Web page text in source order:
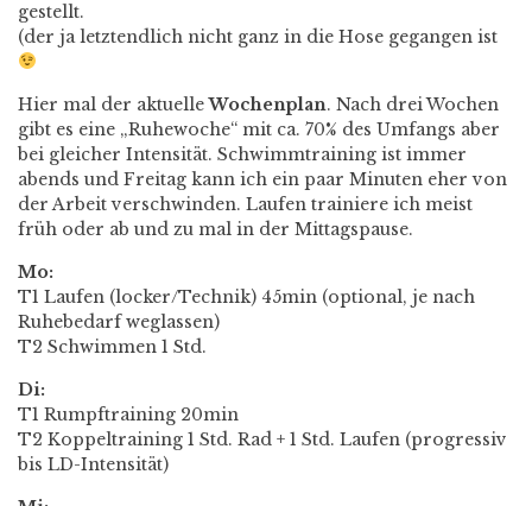
gestellt.
(der ja letztendlich nicht ganz in die Hose gegangen ist
Hier mal der aktuelleWochenplan. Nach drei Wochen
gibt es eine „Ruhewoche“ mit ca. 70% des Umfangs aber
bei gleicher Intensität. Schwimmtraining ist immer
abends und Freitag kann ich ein paar Minuten eher von
der Arbeit verschwinden. Laufen trainiere ich meist
früh oder ab und zu mal in der Mittagspause.
Mo:
T1 Laufen (locker/Technik) 45min (optional, je nach
Ruhebedarf weglassen)
T2 Schwimmen 1 Std.
Di:
T1 Rumpftraining 20min
T2 Koppeltraining 1 Std. Rad + 1 Std. Laufen (progressiv
bis LD-Intensität)